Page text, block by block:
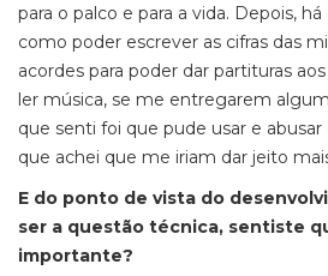
para o palco e para a vida. Depois,
como poder escrever as cifras das
acordes para poder dar partituras
ler música, se me entregarem
que senti foi que pude usar e
que achei que me iriam dar jeito
E do ponto de vista do
ser a questão técnica, sentiste
importante?